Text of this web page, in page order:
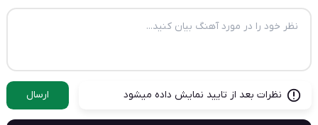
نظرات بعد از تایید نمایش داده میشود ارسال